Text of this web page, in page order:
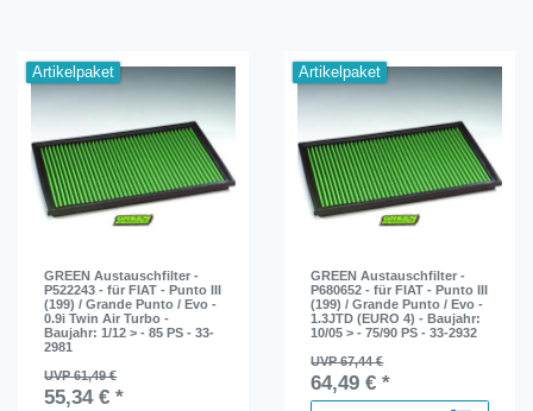
Artikelpaket
GREEN Austauschfilter -
P522243 - für FIAT - Punto III
(199) / Grande Punto / Evo -
0.9i Twin Air Turbo -
Baujahr: 1/12 > - 85 PS - 33-
2981
UVP 61,49 €
55,34 € *
Artikelpaket
GREEN Austauschfilter -
P680652 - für FIAT - Punto III
(199) / Grande Punto / Evo -
1.3JTD (EURO 4) - Baujahr:
10/05 > - 75/90 PS - 33-2932
UVP 67,44 €
64,49 € *